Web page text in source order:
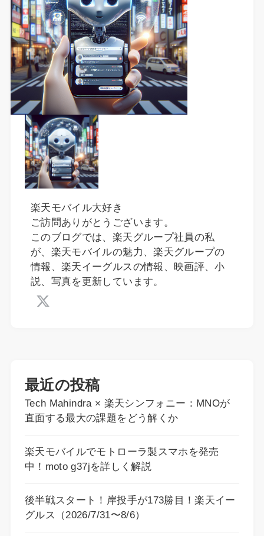
楽天モバイル大好き
ご訪問ありがとうございます。
このブログでは、楽天グループ社員の私
が、楽天モバイルの魅力、楽天グループの
情報、楽天イーグルスの情報、映画評、小
説、写真を更新しています。
最近の投稿
Tech Mahindra × 楽天シンフォニー：MNOが
直面する最大の課題をどう解くか
楽天モバイルでモトローラ製スマホを発売
中！moto g37jを詳しく解説
後半戦スタート！岸投手が173勝目！楽天イー
グルス（2026/7/31〜8/6）